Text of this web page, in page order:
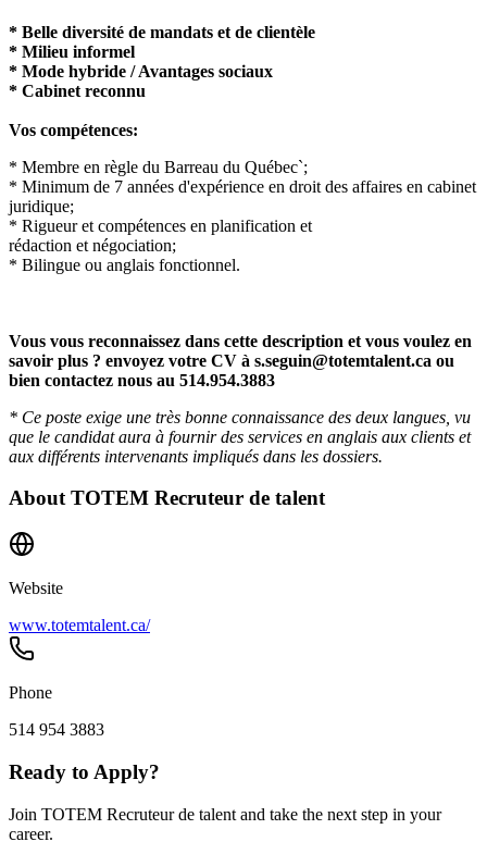
* Belle diversité de mandats et de clientèle
* Milieu informel
* Mode hybride / Avantages sociaux
* Cabinet reconnu
Vos compétences:
* Membre en règle du Barreau du Québec`;
* Minimum de 7 années d'expérience en droit des affaires en cabinet
juridique;
* Rigueur et compétences en planification et
rédaction et négociation;
* Bilingue ou anglais fonctionnel.
Vous vous reconnaissez dans cette description et vous voulez en
savoir plus ? envoyez votre CV à s.seguin@totemtalent.ca ou
bien contactez nous au 514.954.3883
* Ce poste exige une très bonne connaissance des deux langues, vu
que le candidat aura à fournir des services en anglais aux clients et
aux différents intervenants impliqués dans les dossiers.
About TOTEM Recruteur de talent
Website
www.totemtalent.ca/
Phone
514 954 3883
Ready to Apply?
Join TOTEM Recruteur de talent and take the next step in your
career.